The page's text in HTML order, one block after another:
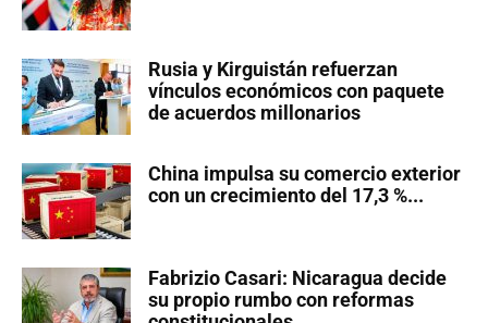
Rusia y Kirguistán refuerzan
vínculos económicos con paquete
de acuerdos millonarios
China impulsa su comercio exterior
con un crecimiento del 17,3 %...
Fabrizio Casari: Nicaragua decide
su propio rumbo con reformas